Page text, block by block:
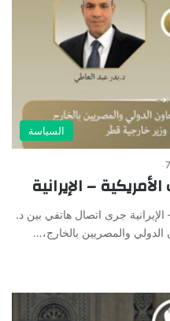
السياسة
7
– الإيرانية
جرى اتصال هاتفي بين د.
الدولي والمصريين بالخارج،…